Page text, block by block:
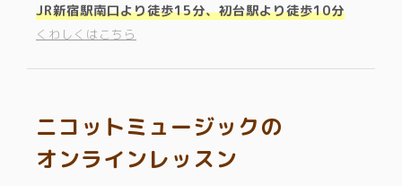
JR新宿駅南口より徒歩15分、初台駅より徒歩10分
くわしくはこちら
ニコットミュージックの
オンラインレッスン